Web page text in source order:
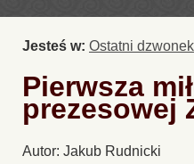
Jesteś w: Ostatni dzwonek
Pierwsza
prezesowej
Autor: Jakub Rudnicki